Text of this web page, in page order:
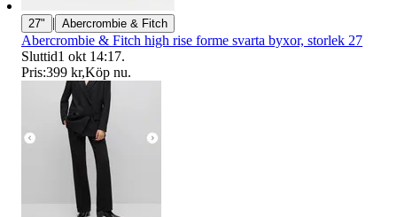
27" | Abercrombie & Fitch
Abercrombie & Fitch high rise forme svarta byxor, storlek 27
Sluttid1 okt 14:17.
Pris:399 kr,Köp nu.